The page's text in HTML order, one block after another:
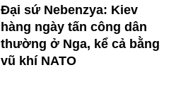
Đại sứ Nebenzya: Kiev
hàng ngày tấn công dân
thường ở Nga, kể cả bằng
vũ khí NATO